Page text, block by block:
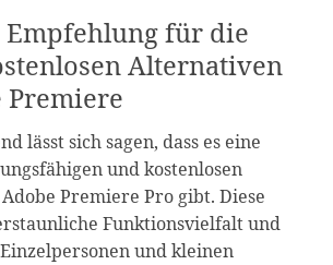
Empfehlung für die
Alternativen
Premiere
lässt sich sagen, dass es eine
und kostenlosen
Premiere Pro gibt. Diese
Funktionsvielfalt und
und kleinen